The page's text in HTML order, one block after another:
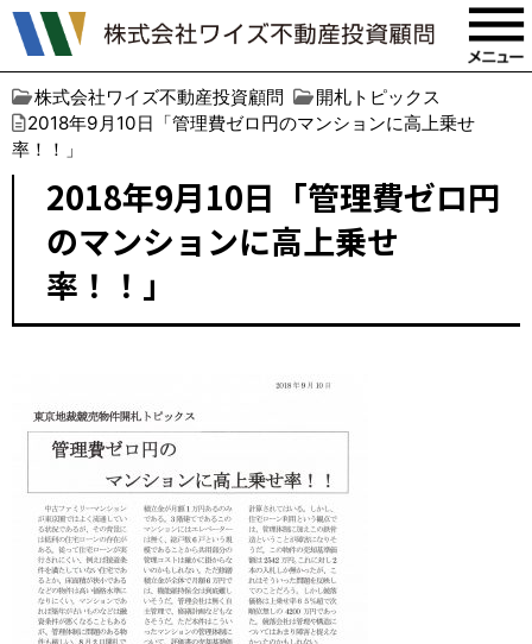
株式会社ワイズ不動産投資顧問
開札トピックス
2018年9月10日「管理費ゼロ円のマンションに高上乗せ
率！！」
2018年9月10日「管理費ゼロ円
のマンションに高上乗せ
率！！」